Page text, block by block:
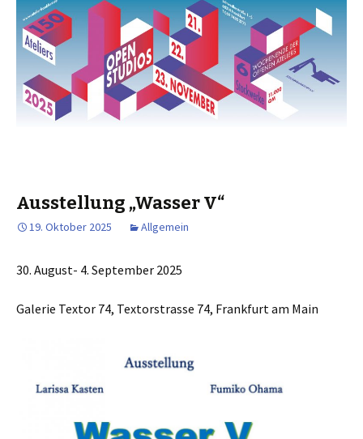
Ausstellung „Wasser V“
19. Oktober 2025 Allgemein
30. August- 4. September 2025
Galerie Textor 74, Textorstrasse 74, Frankfurt am Main